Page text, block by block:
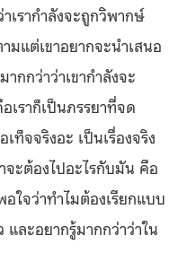
เรากำลังจะถูกวิพากษ์
แต่เขาอยากจะนำเสนอ
กกว่าว่าเขากำลังจะ
เราก็เป็นภรรยาที่จด
ท็จจริงอะ เป็นเรื่องจริง
จะต้องไปอะไรกับมัน คือ
ใจว่าทำไมต้องเรียกแบบ
ละอยากรู้มากกว่าว่าใน